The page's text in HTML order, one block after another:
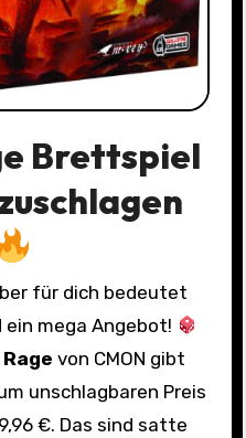
Brettspiel
ein mega Angebot!
von CMON gibt
unschlagbaren Preis
€. Das sind satte